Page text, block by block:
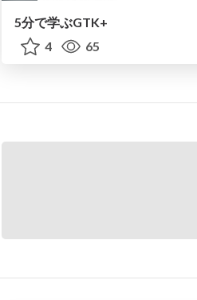
5分で学ぶGTK+
4
65